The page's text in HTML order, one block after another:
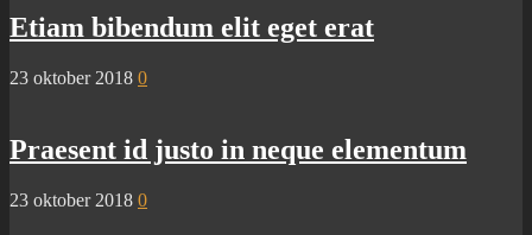
Etiam bibendum elit eget erat
23 oktober 2018 0
Praesent id justo in neque elementum
23 oktober 2018 0